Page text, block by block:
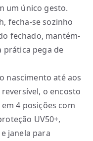
um único gesto.
fecha-se sozinho
fechado, mantém-
prática pega de
nascimento até aos
o encosto
4 posições com
UV50+,
janela para